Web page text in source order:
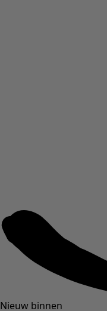
Nieuw binnen